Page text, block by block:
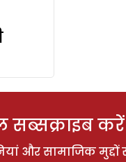
सब्सक्राइब करें
और सामाजिक